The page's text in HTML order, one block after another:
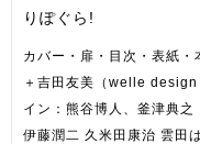
りぽぐら!
カバー・扉・目次・表紙
＋吉田友美（welle
イン：熊谷博人、釜津典之
伊藤潤二 久米田康治 雲田